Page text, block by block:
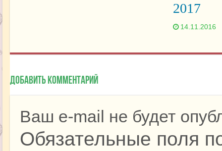
2017
14.11.2016
Добавить комментарий
Ваш e-mail не будет
Обязательные поля